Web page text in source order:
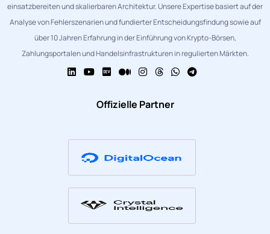
einsatzbereiten und skalierbaren Architektur. Unsere Expertise basiert auf der
Analyse von Fehlerszenarien und fundierter Entscheidungsfindung sowie auf
über 10 Jahren Erfahrung in der Einführung von Krypto-Börsen,
Zahlungsportalen und Handelsinfrastrukturen in regulierten Märkten.
Offizielle Partner